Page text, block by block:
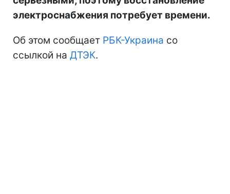
электроснабжения потребует времени.
Об этом сообщает РБК-Украина со
ссылкой на ДТЭК.